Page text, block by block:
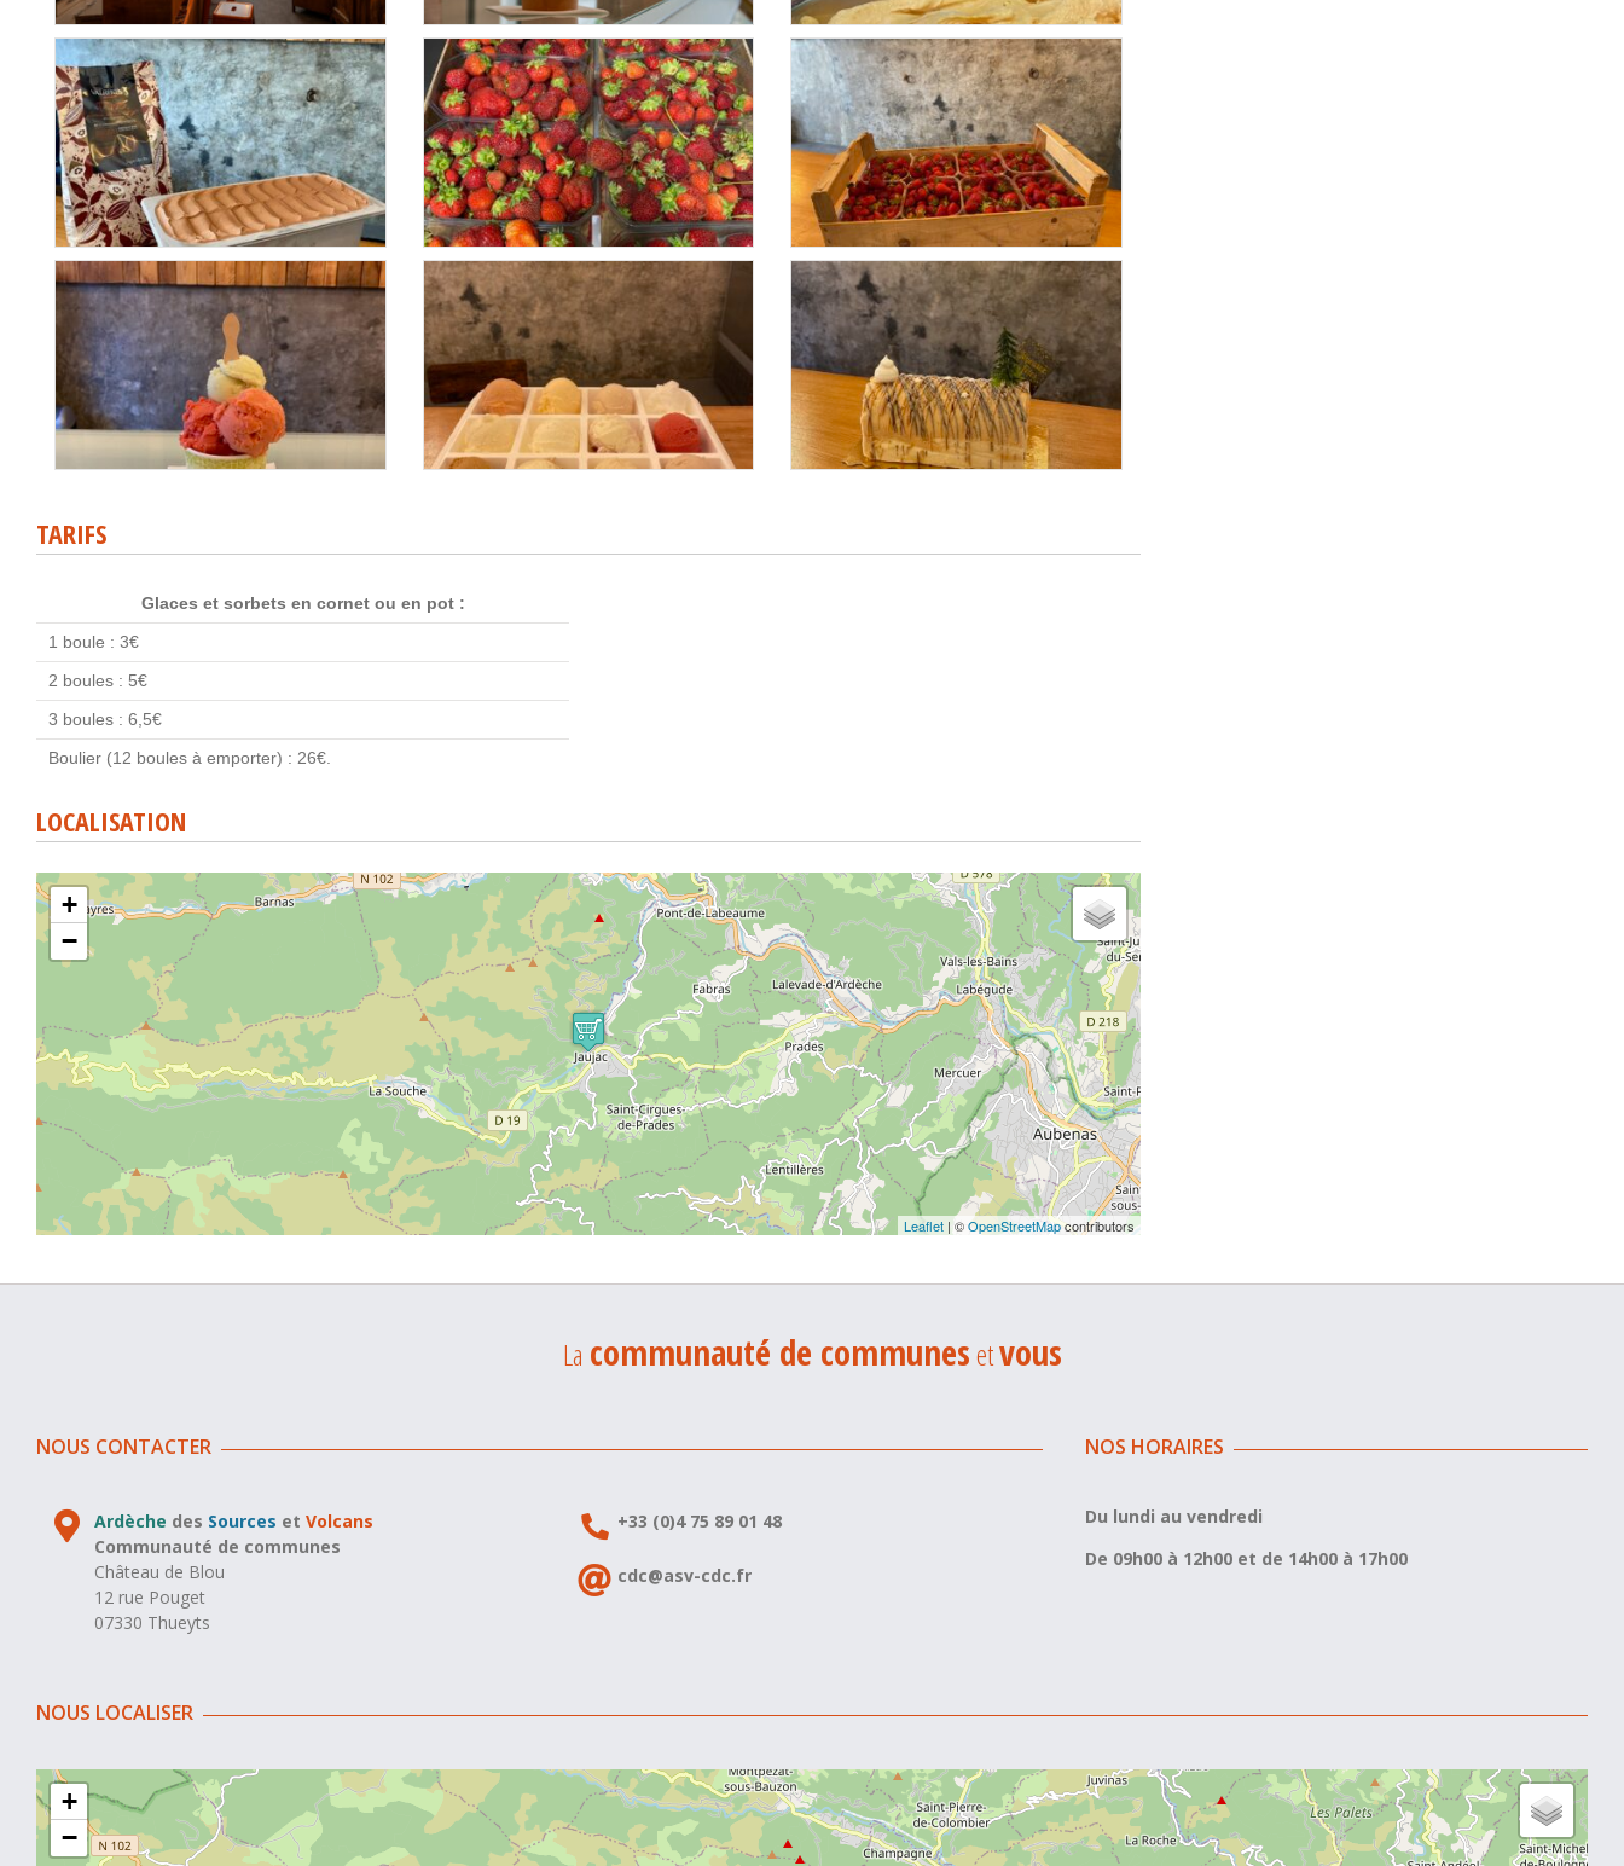
TARIFS
Glaces et sorbets en cornet ou en pot :
1 boule : 3€
2 boules : 5€
3 boules : 6,5€
Boulier (12 boules à emporter) : 26€.
LOCALISATION
+
−
Leaflet| ©OpenStreetMapcontributors
La communauté de communesetvous
NOUS CONTACTER
Ardèche des Sources etVolcans
Communauté de communes
Château de Blou
12 rue Pouget
07330 Thueyts
+33 (0)4 75 89 01 48
cdc@asv-cdc.fr
NOS HORAIRES
Du lundi au vendredi
De 09h00 à 12h00 et de 14h00 à 17h00
NOUS LOCALISER
+
−